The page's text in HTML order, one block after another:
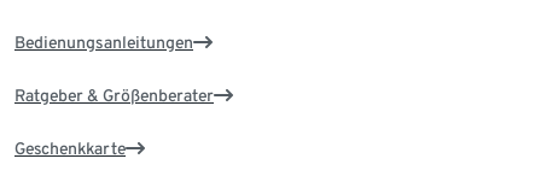
Bedienungsanleitungen
Ratgeber & Größenberater
Geschenkkarte